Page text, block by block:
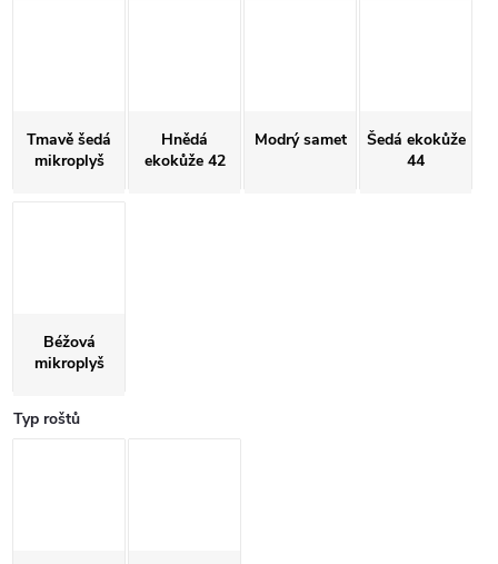
Tmavě šedá
mikroplyš
Hnědá
ekokůže 42
Modrý samet
Šedá ekokůže
44
Béžová
mikroplyš
Typ roštů